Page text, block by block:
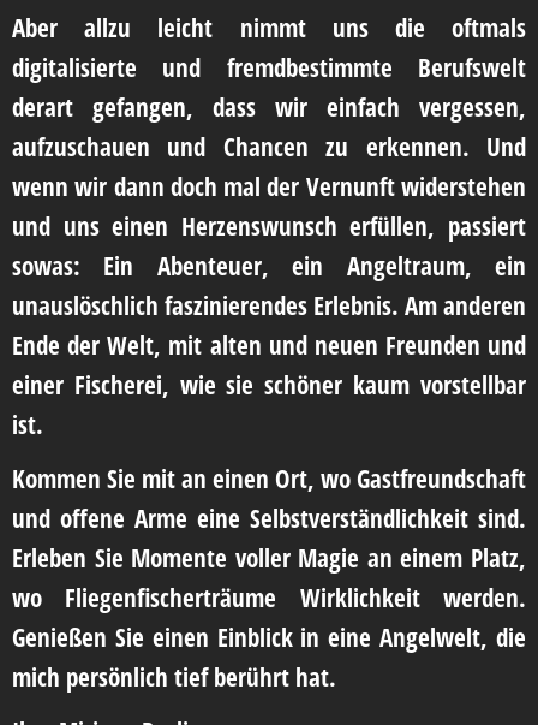
Aber allzu leicht nimmt uns die oftmals
digitalisierte und fremdbestimmte Berufswelt
derart gefangen, dass wir einfach vergessen,
aufzuschauen und Chancen zu erkennen. Und
wenn wir dann doch mal der Vernunft widerstehen
und uns einen Herzenswunsch erfüllen, passiert
sowas: Ein Abenteuer, ein Angeltraum, ein
unauslöschlich faszinierendes Erlebnis. Am anderen
Ende der Welt, mit alten und neuen Freunden und
einer Fischerei, wie sie schöner kaum vorstellbar
ist.
Kommen Sie mit an einen Ort, wo Gastfreundschaft
und offene Arme eine Selbstverständlichkeit sind.
Erleben Sie Momente voller Magie an einem Platz,
wo Fliegenfischerträume Wirklichkeit werden.
Genießen Sie einen Einblick in eine Angelwelt, die
mich persönlich tief berührt hat.